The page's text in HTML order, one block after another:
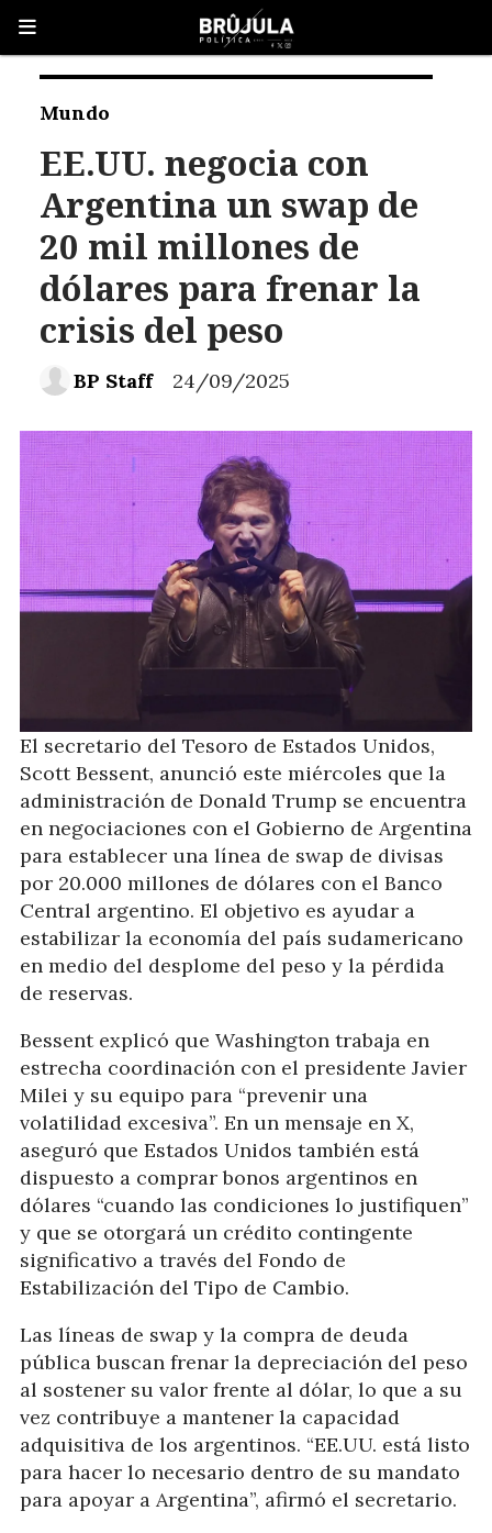
EE.UU. negocia con
Argentina un swap de
20 mil millones de
dólares para frenar la
crisis del peso
Mundo
24/09/2025
BP Staff
El secretario del Tesoro de Estados Unidos,
Scott Bessent, anunció este miércoles que la
administración de Donald Trump se encuentra
en negociaciones con el Gobierno de Argentina
para establecer una línea de swap de divisas
por 20.000 millones de dólares con el Banco
Central argentino. El objetivo es ayudar a
estabilizar la economía del país sudamericano
en medio del desplome del peso y la pérdida
de reservas.
Bessent explicó que Washington trabaja en
estrecha coordinación con el presidente Javier
Milei y su equipo para “prevenir una
volatilidad excesiva”. En un mensaje en X,
aseguró que Estados Unidos también está
dispuesto a comprar bonos argentinos en
dólares “cuando las condiciones lo justifiquen”
y que se otorgará un crédito contingente
significativo a través del Fondo de
Estabilización del Tipo de Cambio.
Las líneas de swap y la compra de deuda
pública buscan frenar la depreciación del peso
al sostener su valor frente al dólar, lo que a su
vez contribuye a mantener la capacidad
adquisitiva de los argentinos. “EE.UU. está listo
para hacer lo necesario dentro de su mandato
para apoyar a Argentina”, afirmó el secretario.